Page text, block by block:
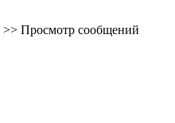
>> Просмотр сообщений